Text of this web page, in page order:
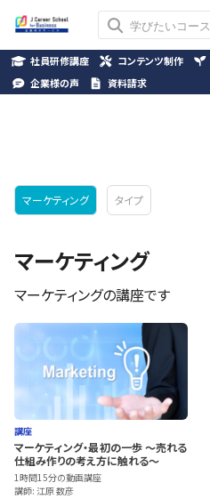
マーケティング タイプ
マーケティング
マーケティングの講座です
講座
マーケティング・最初の一歩 ～売れる
仕組み作りの考え方に触れる～
1時間15分の動画講座
講師: 江原 数彦
社員研修講座 コンテンツ制作
企業様の声
資料請求